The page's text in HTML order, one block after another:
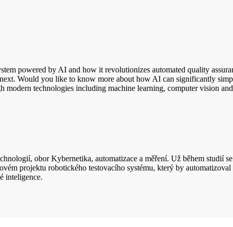
powered by AI and how it revolutionizes automated quality
Would you like to know more about how AI can significantly
technologies including machine learning, computer vision
obor Kybernetika, automatizace a měření. Už během studií
projektu robotického testovacího systému, který by
inteligence.